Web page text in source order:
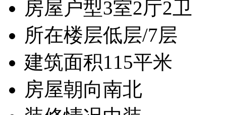
房屋户型3室2厅2卫
所在楼层低层/7层
建筑面积115平米
房屋朝向南北